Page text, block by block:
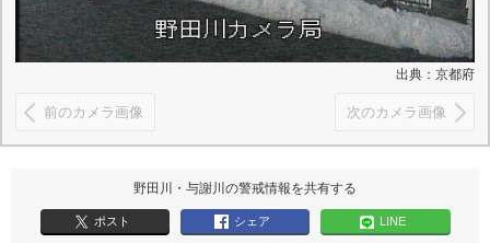
出典：京都府
前のカメラ画像 次のカメラ画像
野田川・与謝川の警戒情報を共有する
ポスト シェア LINE